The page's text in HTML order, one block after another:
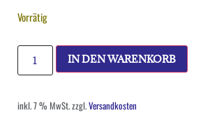
Vorrätig
IN DEN WARENKORB
inkl. 7 % MwSt.zzgl.Versandkosten